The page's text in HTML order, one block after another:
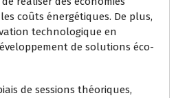
coûts énergétiques. De plus,
technologique en
de solutions éco-
de sessions théoriques,